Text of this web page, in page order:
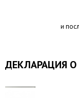
и
ДЕКЛАРАЦИЯ О